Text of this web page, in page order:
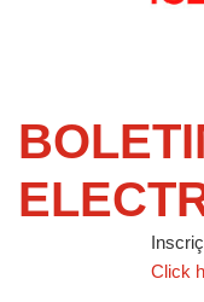
Click